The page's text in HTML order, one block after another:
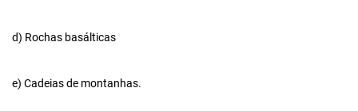
d) Rochas basálticas
e) Cadeias de montanhas.